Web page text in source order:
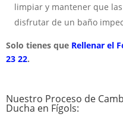
limpiar y mantener que
disfrutar de un baño
Solo tienes que Rellenar el
23 22.
Nuestro Proceso de
Ducha en Fígols: